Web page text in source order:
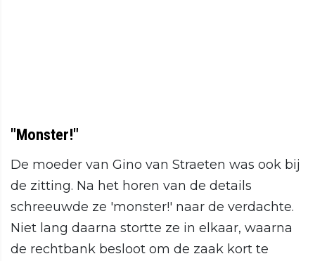
"Monster!"
De moeder van Gino van Straeten was ook bij
de zitting. Na het horen van de details
schreeuwde ze 'monster!' naar de verdachte.
Niet lang daarna stortte ze in elkaar, waarna
de rechtbank besloot om de zaak kort te